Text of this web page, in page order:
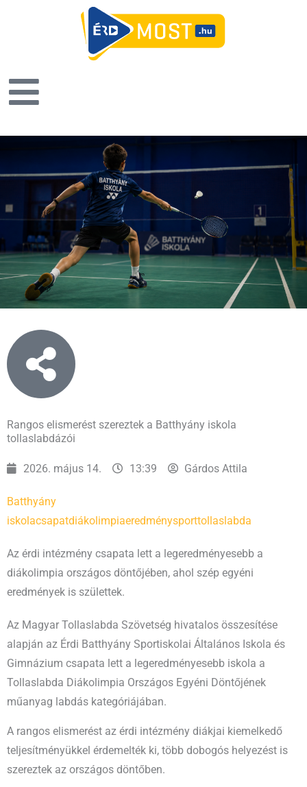
Rangos elismerést szereztek a Batthyány iskola
tollaslabdázói
2026. május 14. 13:39 Gárdos Attila
Batthyány
iskolacsapatdiákolimpiaeredménysporttollaslabda
Az érdi intézmény csapata lett a legeredményesebb a
diákolimpia országos döntőjében, ahol szép egyéni
eredmények is születtek.
Az Magyar Tollaslabda Szövetség hivatalos összesítése
alapján az Érdi Batthyány Sportiskolai Általános Iskola és
Gimnázium csapata lett a legeredményesebb iskola a
Tollaslabda Diákolimpia Országos Egyéni Döntőjének
műanyag labdás kategóriájában.
A rangos elismerést az érdi intézmény diákjai kiemelkedő
teljesítményükkel érdemelték ki, több dobogós helyezést is
szereztek az országos döntőben.